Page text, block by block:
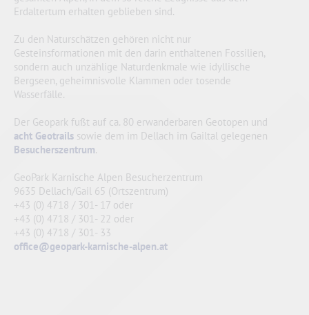
Erdaltertum erhalten geblieben sind.
Zu den Naturschätzen gehören nicht nur
Gesteinsformationen mit den darin enthaltenen Fossilien,
sondern auch unzählige Naturdenkmale wie idyllische
Bergseen, geheimnisvolle Klammen oder tosende
Wasserfälle.
Der Geopark fußt auf ca. 80 erwanderbaren Geotopen und
acht Geotrails sowie dem im Dellach im Gailtal gelegenen
Besucherszentrum.
GeoPark Karnische Alpen Besucherzentrum
9635 Dellach/Gail 65 (Ortszentrum)
+43 (0) 4718 / 301- 17 oder
+43 (0) 4718 / 301- 22 oder
+43 (0) 4718 / 301- 33
office@geopark-karnische-alpen.at